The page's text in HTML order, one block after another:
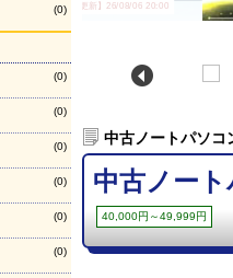
(0)
(0)
(0)
(0)
(0)
(0)
(0)
【最終更新】26/08/06 20:00
中古ノートパソ
中古ノー
40,000円～49,999円